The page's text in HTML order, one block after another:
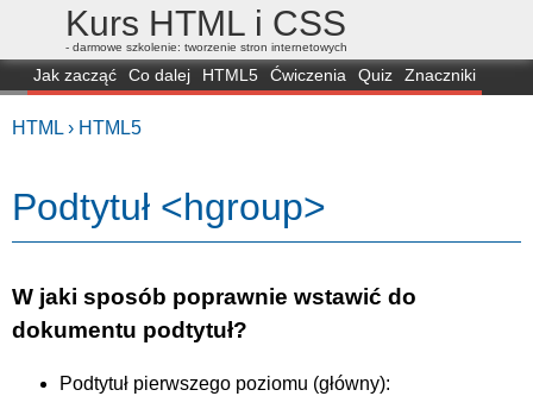
Kurs HTML i CSS
- darmowe szkolenie: tworzenie stron internetowych
Jak zacząć Co dalej HTML5 Ćwiczenia Quiz
Znaczniki
HTML › HTML5
Podtytuł <hgroup>
W jaki sposób poprawnie wstawić do
dokumentu podtytuł?
Podtytuł pierwszego poziomu (główny):